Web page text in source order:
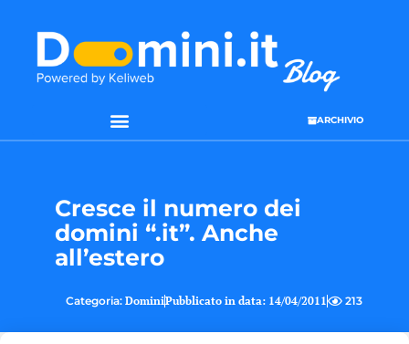
ARCHIVIO
Cresce il numero dei
domini “.it”. Anche
all’estero
Categoria: DominiPubblicato in data: 14/04/2011 213